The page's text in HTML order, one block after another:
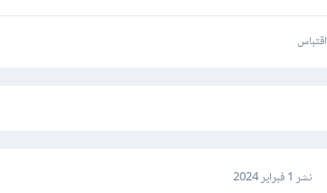
اقتباس
نشر 1 فبراير 2024